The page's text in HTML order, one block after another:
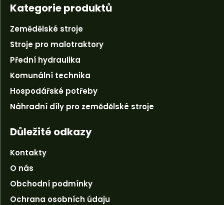
Kategorie produktů
Zemědělské stroje
Stroje pro malotraktory
Přední hydraulika
Komunální technika
Hospodářské potřeby
Náhradní díly pro zemědělské stroje
Důležité odkazy
Kontakty
O nás
Obchodní podmínky
Ochrana osobních údaju